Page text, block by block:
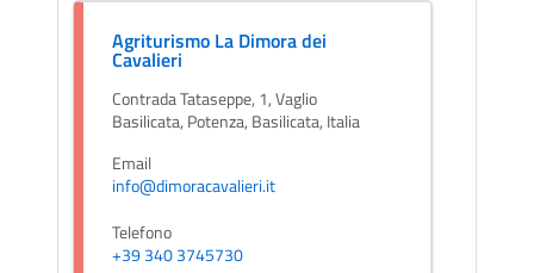
Agriturismo La Dimora dei
Cavalieri
Contrada Tataseppe, 1, Vaglio
Basilicata, Potenza, Basilicata, Italia
Email
info@dimoracavalieri.it
Telefono
+39 340 3745730